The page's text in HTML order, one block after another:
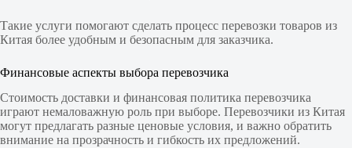
Такие услуги помогают сделать процесс перевозки товаров из
Китая более удобным и безопасным для заказчика.
Финансовые аспекты выбора перевозчика
Стоимость доставки и финансовая политика перевозчика
играют немаловажную роль при выборе. Перевозчики из Китая
могут предлагать разные ценовые условия, и важно обратить
внимание на прозрачность и гибкость их предложений.